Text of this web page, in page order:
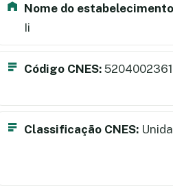
Nome do
Ii
Código CNES:
Classificação CNES: